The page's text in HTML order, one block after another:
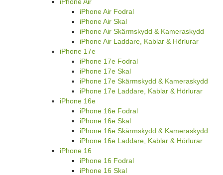
iPhone Air Fodral
iPhone Air Skal
iPhone Air Skärmskydd & Kameraskydd
iPhone Air Laddare, Kablar & Hörlurar
iPhone 17e
iPhone 17e Fodral
iPhone 17e Skal
iPhone 17e Skärmskydd & Kameraskydd
iPhone 17e Laddare, Kablar & Hörlurar
iPhone 16e
iPhone 16e Fodral
iPhone 16e Skal
iPhone 16e Skärmskydd & Kameraskydd
iPhone 16e Laddare, Kablar & Hörlurar
iPhone 16
iPhone 16 Fodral
iPhone 16 Skal